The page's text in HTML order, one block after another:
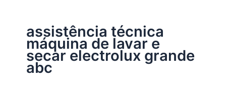
assistência técnica
máquina de lavar e
secar electrolux grande
abc